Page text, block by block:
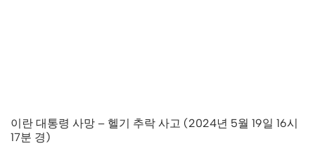
이란 대통령 사망 – 헬기 추락 사고 (2024년 5월 19일 16시
17분 경)